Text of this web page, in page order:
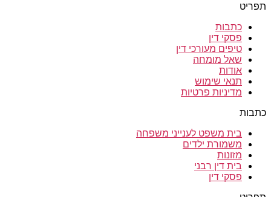
תפריט
כתבות
פסקי דין
טיפים מעורכי דין
שאל מומחה
אודות
תנאי שימוש
מדיניות פרטיות
כתבות
בית משפט לענייני משפחה
משמורת ילדים
מזונות
בית דין רבני
פסקי דין